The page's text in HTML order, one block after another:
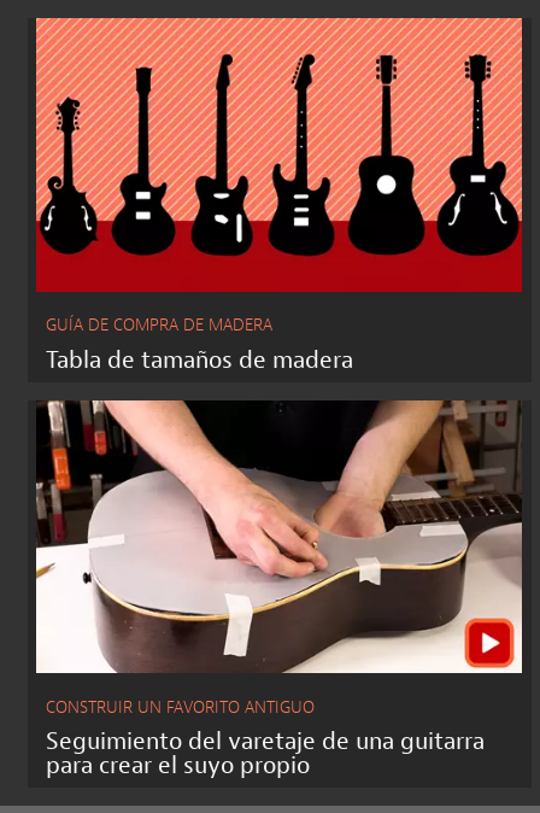
GUÍA DE COMPRA DE MADERA
Tabla de tamaños de madera
CONSTRUIR UN FAVORITO ANTIGUO
Seguimiento del varetaje de una guitarra
para crear el suyo propio